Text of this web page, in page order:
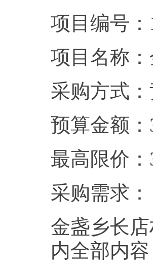
项目编号：
项目名称
采购方式
预算金额
最高限价
采购需求：
金盏乡长
内全部内容